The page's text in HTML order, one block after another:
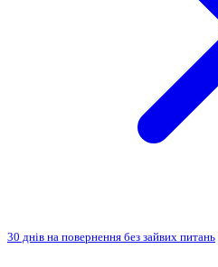
30 днів на повернення без зайвих питань